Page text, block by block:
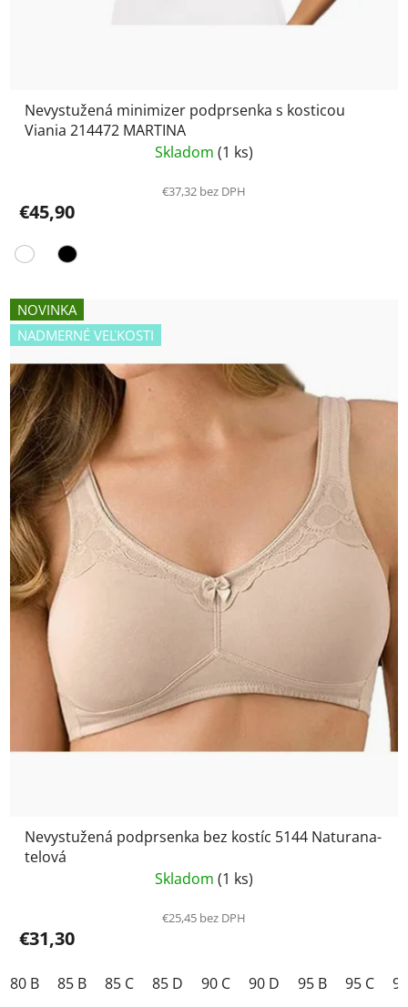
Nevystužená minimizer podprsenka s kosticou
Viania 214472 MARTINA
Skladom (1 ks)
€37,32 bez DPH
€45,90
NOVINKA
NADMERNÉ VEĽKOSTI
Nevystužená podprsenka bez kostíc 5144 Naturana-
telová
Skladom (1 ks)
€25,45 bez DPH
€31,30
80 B 85 B 85 C 85 D 90 C 90 D 95 B 95 C